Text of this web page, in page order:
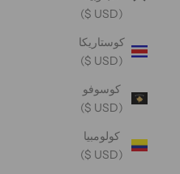
(USD $)
كوستاريكا
(USD $)
كوسوفو
(USD $)
كولومبيا
(USD $)